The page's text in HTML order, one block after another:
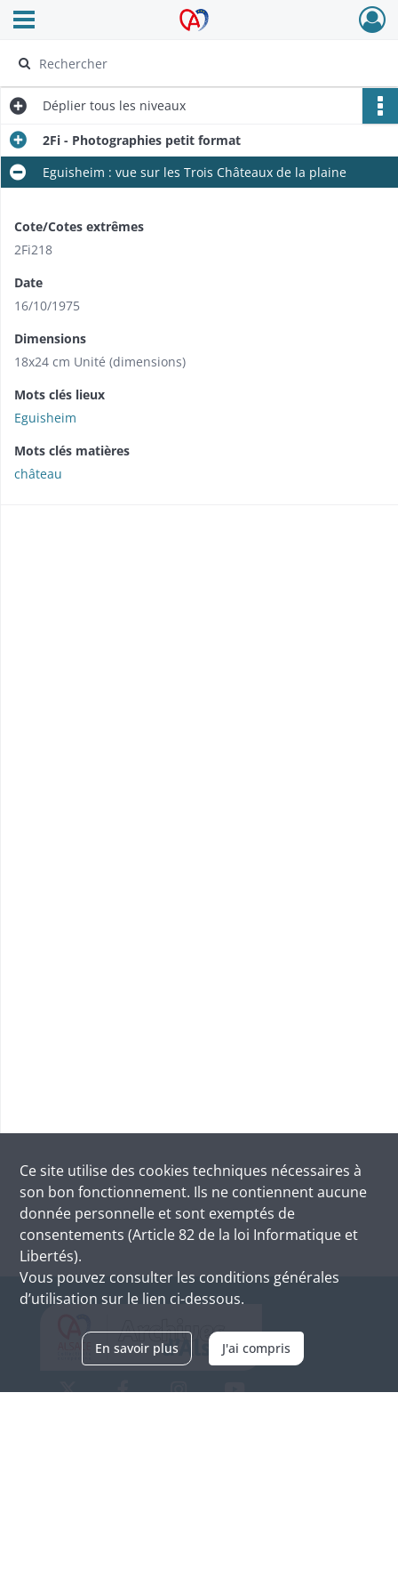
Archives Alsace - Colmar
Ouvrir le menu déroulant
Déplier tous les niveaux
2Fi - Photographies petit format
Eguisheim : vue sur les Trois Châteaux de la plaine
Cote/Cotes extrêmes
2Fi218
Date
16/10/1975
Dimensions
18x24 cm Unité (dimensions)
Mots clés lieux
Eguisheim
Mots clés matières
château
Ce site utilise des cookies techniques nécessaires à
son bon fonctionnement. Ils ne contiennent aucune
donnée personnelle et sont exemptés de
consentements (Article 82 de la loi Informatique et
Libertés).
Vous pouvez consulter les conditions générales
d’utilisation sur le lien ci-dessous.
En savoir plus J'ai compris